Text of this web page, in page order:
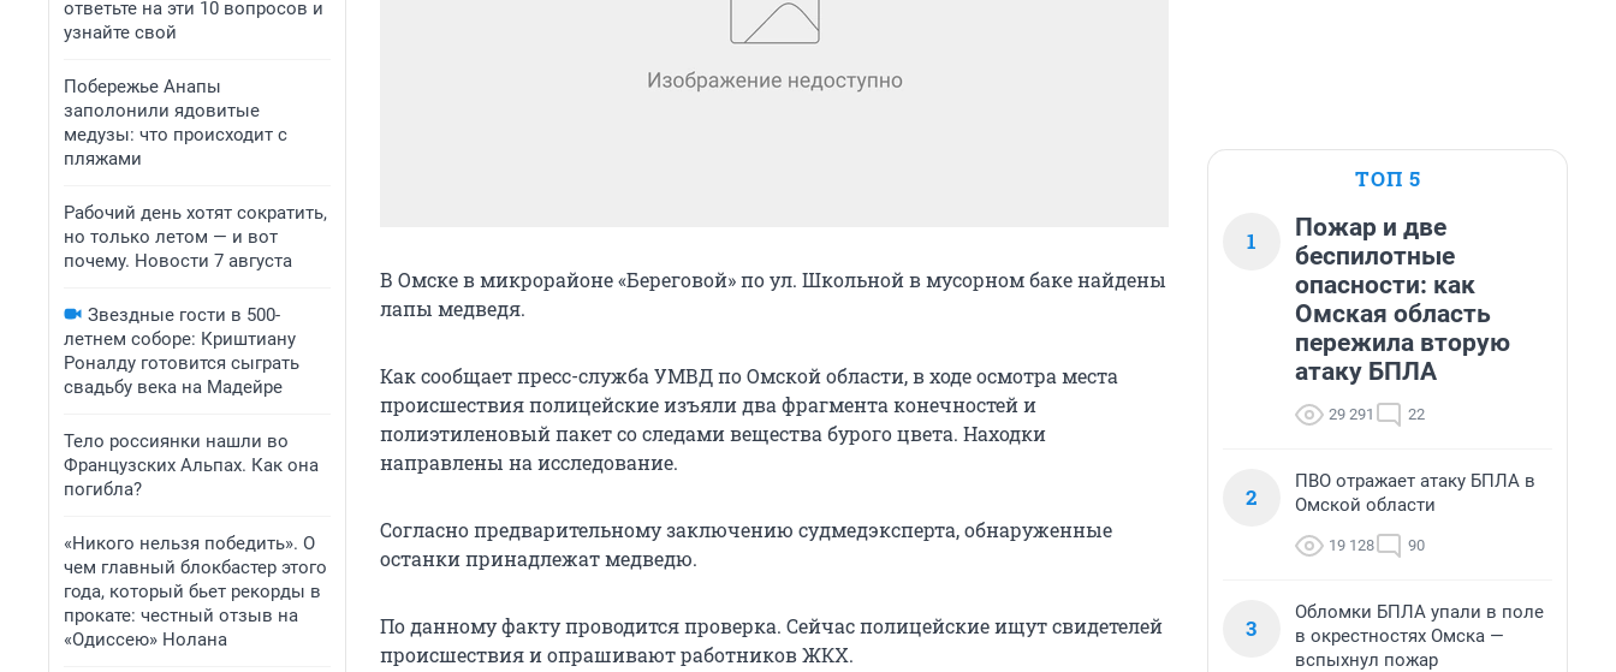
ответьте на эти 10 вопросов и
узнайте свой
Побережье Анапы
заполонили ядовитые
медузы: что происходит с
пляжами
Рабочий день хотят сократить,
но только летом — и вот
почему. Новости 7 августа
Звездные гости в 500-
летнем соборе: Криштиану
Роналду готовится сыграть
свадьбу века на Мадейре
Тело россиянки нашли во
Французских Альпах. Как она
погибла?
«Никого нельзя победить». О
чем главный блокбастер этого
года, который бьет рекорды в
прокате: честный отзыв на
«Одиссею» Нолана
В Омске в микрорайоне «Береговой» по ул. Школьной в мусорном баке найдены
лапы медведя.
Как сообщает пресс-служба УМВД по Омской области, в ходе осмотра места
происшествия полицейские изъяли два фрагмента конечностей и
полиэтиленовый пакет со следами вещества бурого цвета. Находки
направлены на исследование.
Согласно предварительному заключению судмедэксперта, обнаруженные
останки принадлежат медведю.
По данному факту проводится проверка. Сейчас полицейские ищут свидетелей
происшествия и опрашивают работников ЖКХ.
ТОП 5
1
Пожар и две
беспилотные
опасности: как
Омская область
пережила вторую
атаку БПЛА
29 291 22
2
ПВО отражает атаку БПЛА в
Омской области
19 128 90
3
Обломки БПЛА упали в поле
в окрестностях Омска —
вспыхнул пожар